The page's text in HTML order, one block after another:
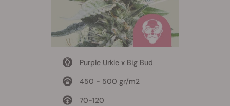
Purple Urkle x Big Bud
450 - 500 gr/m2
70-120